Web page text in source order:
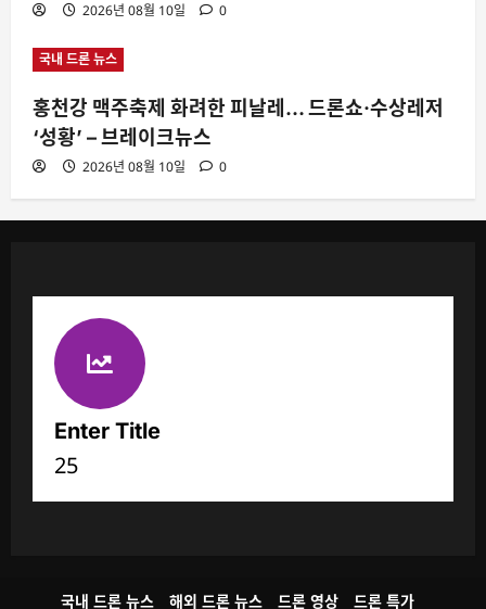
2026년 08월 10일 0
국내 드론 뉴스
홍천강 맥주축제 화려한 피날레… 드론쇼·수상레저
‘성황’ – 브레이크뉴스
2026년 08월 10일 0
Enter Title
25
국내 드론 뉴스 해외 드론 뉴스 드론 영상 드론 특가